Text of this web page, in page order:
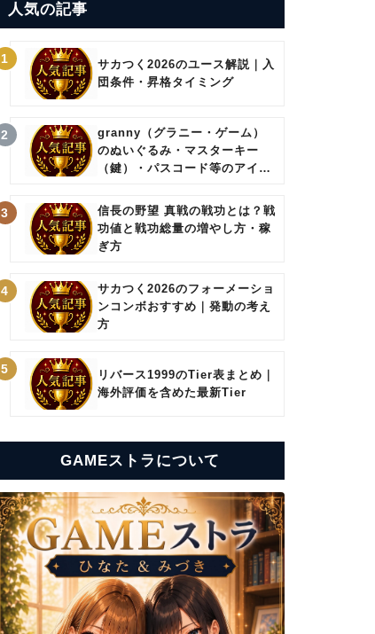
人気の記事
1
サカつく2026のユース解説｜入
団条件・昇格タイミング
2
granny（グラニー・ゲーム）
のぬいぐるみ・マスターキー
（鍵）・パスコード等のアイテ
3
信長の野望 真戦の戦功とは？戦
功値と戦功総量の増やし方・稼
ぎ方
4
サカつく2026のフォーメーショ
ンコンボおすすめ｜発動の考え
方
5
リバース1999のTier表まとめ｜
海外評価を含めた最新Tier
GAMEストラについて